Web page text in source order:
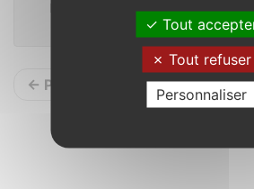
Place de la mairie
← Précédents
Tout
Tout refuser
Personnaliser